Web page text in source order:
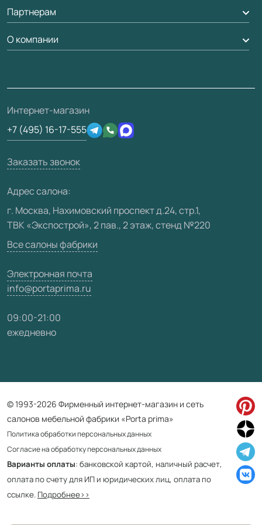
Рейки, баффели, стеллажи
Погонаж
Гарантия
Вопрос-ответ
Отзывы клиентов
Техническая информация
Юридическая информация
Вызов замерщика
Доставка
Партнерам
Дизайнерам / архитекторам
3D-модели
О компании
О фабрике
Сертификаты
Производство
Вакансии
Карта сайта
Интернет-магазин
+7 (495) 16-17-555
Заказать звонок
Адрес салона:
г. Москва, Нахимовский проспект д.24, стр.1,
ТВК «Экспострой», 2 пав., 2 этаж, стенд №220
Все салоны фабрики
Электронная почта
info@portaprima.ru
09:00-21:00
ежедневно
© 1993-2026 Фирменный интернет-магазин и сеть
салонов мебельной фабрики «Porta prima»
Политика обработки персональных данных
Согласие на обработку персональных данных
Варианты оплаты: банковской картой, наличный расчет,
оплата по счету для ИП и юридических лиц, оплата по
ссылке. Подробнее>>